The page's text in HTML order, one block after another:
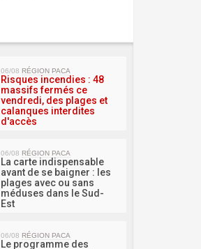
06/08 RÉGION PACA
Risques incendies : 48
massifs fermés ce
vendredi, des plages et
calanques interdites
d'accès
06/08 RÉGION PACA
La carte indispensable
avant de se baigner : les
plages avec ou sans
méduses dans le Sud-
Est
06/08 RÉGION PACA
Le programme des